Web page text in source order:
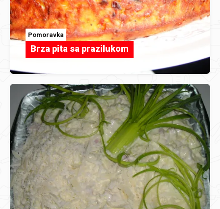
Pomoravka
Brza pita sa prazilukom